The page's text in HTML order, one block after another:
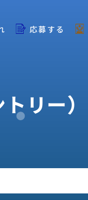
応募する
トリー）